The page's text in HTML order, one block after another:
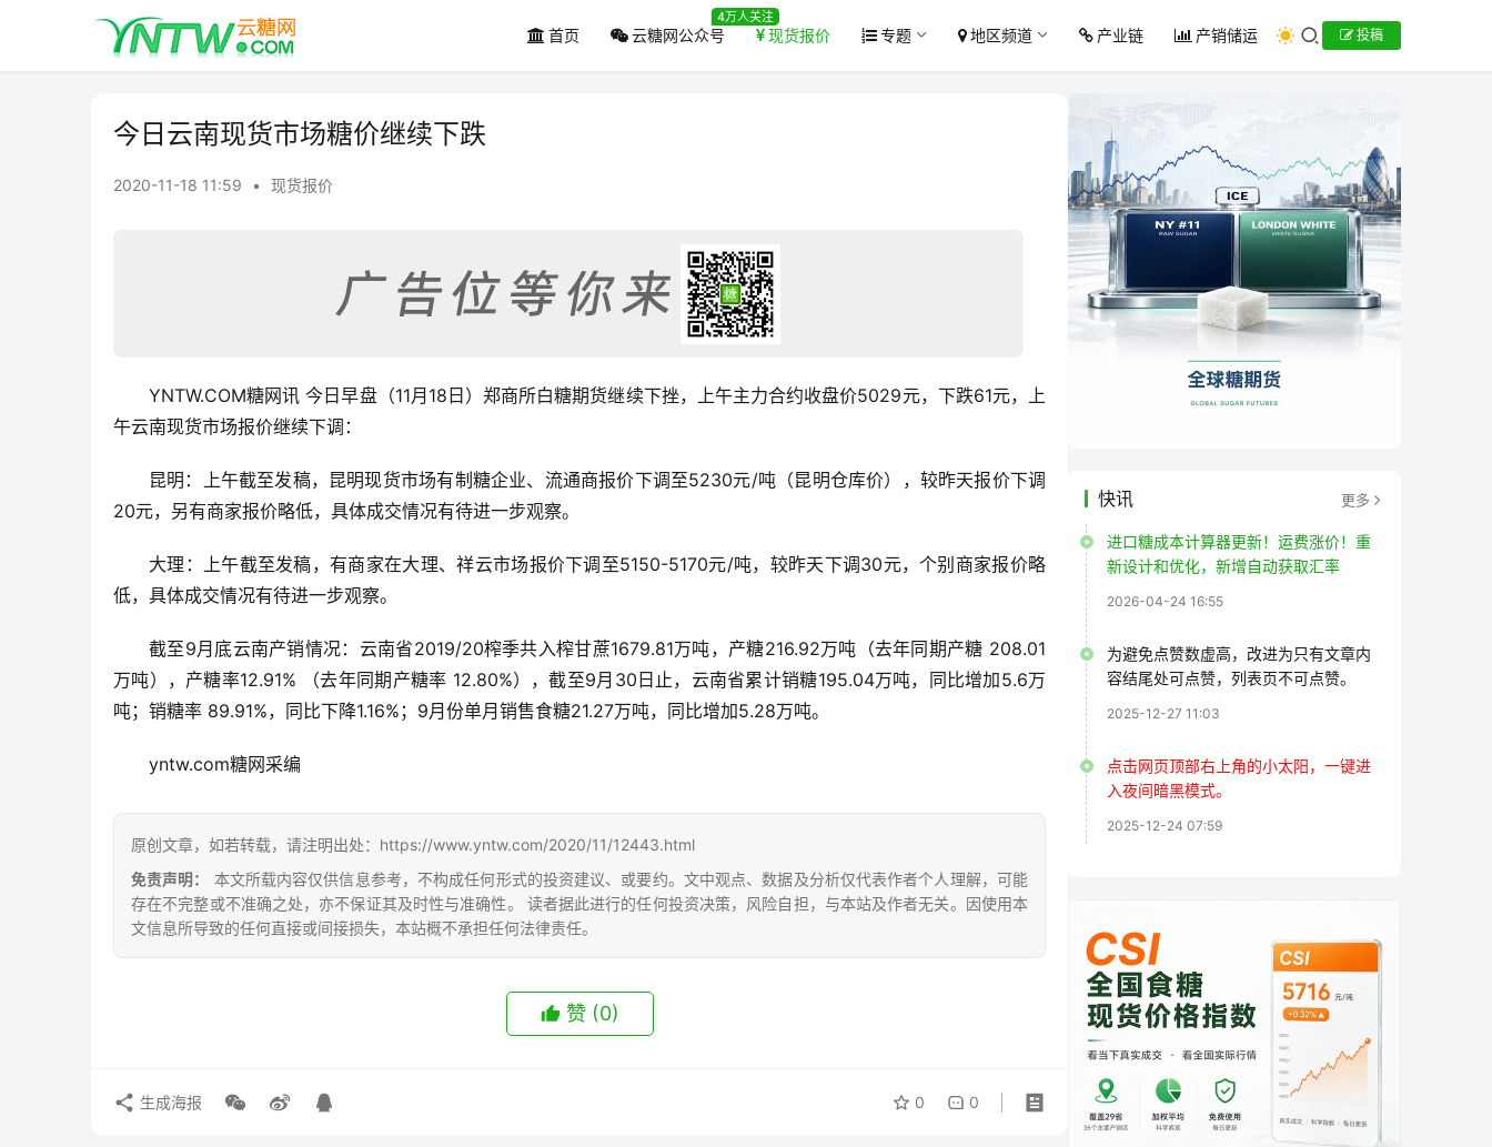
首页 云糖网公众号
4万人关注
现货报价 专题 地区频道 产业链 产销储运 投稿
今日云南现货市场糖价继续下跌
2020-11-18 11:59 • 现货报价
YNTW.COM糖网讯 今日早盘（11月18日）郑商所白糖期货继续下挫，上午主力合约收盘价5029元，下跌61元，上
午云南现货市场报价继续下调：
昆明：上午截至发稿，昆明现货市场有制糖企业、流通商报价下调至5230元/吨（昆明仓库价），较昨天报价下调
20元，另有商家报价略低，具体成交情况有待进一步观察。
大理：上午截至发稿，有商家在大理、祥云市场报价下调至5150-5170元/吨，较昨天下调30元，个别商家报价略
低，具体成交情况有待进一步观察。
截至9月底云南产销情况：云南省2019/20榨季共入榨甘蔗1679.81万吨，产糖216.92万吨（去年同期产糖 208.01
万吨），产糖率12.91% （去年同期产糖率 12.80%），截至9月30日止，云南省累计销糖195.04万吨，同比增加5.6万
吨；销糖率 89.91%，同比下降1.16%；9月份单月销售食糖21.27万吨，同比增加5.28万吨。
yntw.com糖网采编
原创文章，如若转载，请注明出处：https://www.yntw.com/2020/11/12443.html
免责声明：
本文所载内容仅供信息参考，不构成任何形式的投资建议、或要约。文中观点、数据及分析仅代表作者个人理解，可能
存在不完整或不准确之处，亦不保证其及时性与准确性。 读者据此进行的任何投资决策，风险自担，与本站及作者无关。因使用本
文信息所导致的任何直接或间接损失，本站概不承担任何法律责任。
赞 (0)
0 0
生成海报
快讯 更多
进口糖成本计算器更新！运费涨价！重
新设计和优化，新增自动获取汇率
2026-04-24 16:55
为避免点赞数虚高，改进为只有文章内
容结尾处可点赞，列表页不可点赞。
2025-12-27 11:03
点击网页顶部右上角的小太阳，一键进
入夜间暗黑模式。
2025-12-24 07:59